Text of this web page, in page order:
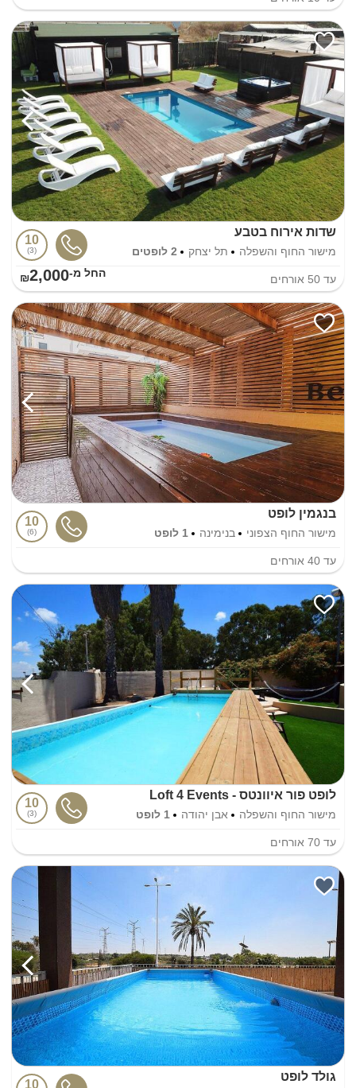
שדות אירוח בטבע
מישור החוף והשפלה תל יצחק 2 לופטים
10
3
עד 50 אורחים החל מ-₪2,000
בנגמין לופט
מישור החוף הצפוני בנימינה 1 לופט
10
6
עד 40 אורחים
לופט פור איוונטס - Loft 4 Events
מישור החוף והשפלה אבן יהודה 1 לופט
10
3
עד 70 אורחים
גולד לופט
10